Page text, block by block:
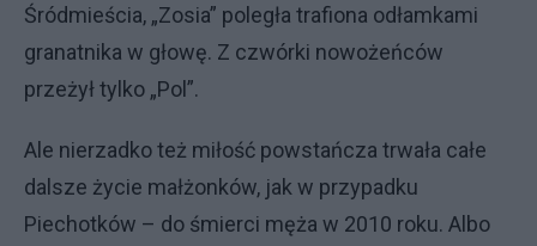
Śródmieścia, „Zosia” poległa trafiona odłamkami
granatnika w głowę. Z czwórki nowożeńców
przeżył tylko „Pol”.
Ale nierzadko też miłość powstańcza trwała całe
dalsze życie małżonków, jak w przypadku
Piechotków – do śmierci męża w 2010 roku. Albo